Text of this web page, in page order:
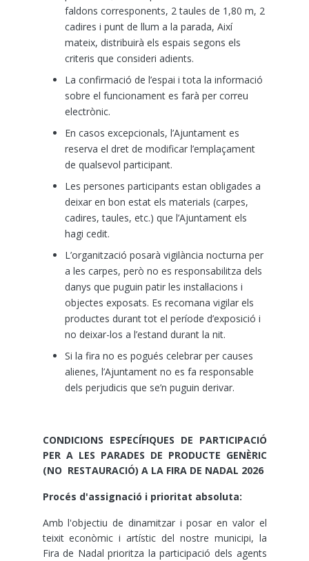
faldons corresponents, 2 taules de 1,80 m, 2
cadires i punt de llum a la parada, Així
mateix, distribuirà els espais segons els
criteris que consideri adients.
La confirmació de l’espai i tota la informació
sobre el funcionament es farà per correu
electrònic.
En casos excepcionals, l’Ajuntament es
reserva el dret de modificar l’emplaçament
de qualsevol participant.
Les persones participants estan obligades a
deixar en bon estat els materials (carpes,
cadires, taules, etc.) que l’Ajuntament els
hagi cedit.
L’organització posarà vigilància nocturna per
a les carpes, però no es responsabilitza dels
danys que puguin patir les instal·lacions i
objectes exposats. Es recomana vigilar els
productes durant tot el període d’exposició i
no deixar-los a l’estand durant la nit.
Si la fira no es pogués celebrar per causes
alienes, l’Ajuntament no es fa responsable
dels perjudicis que se’n puguin derivar.
CONDICIONS ESPECÍFIQUES DE PARTICIPACIÓ
PER A LES PARADES DE PRODUCTE GENÈRIC
(NO RESTAURACIÓ) A LA FIRA DE NADAL 2026
Procés d'assignació i prioritat absoluta:
Amb l'objectiu de dinamitzar i posar en valor el
teixit econòmic i artístic del nostre municipi, la
Fira de Nadal prioritza la participació dels agents